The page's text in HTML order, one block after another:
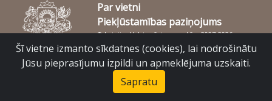
Par vietni
Piekļūstamības paziņojums
© Latvijas Valsts vēstures arhīvs 2007-2026
Slokas iela 16, Rīga, LV – 1048
Šī vietne izmanto sīkdatnes (cookies), lai nodrošinātu
Jūsu pieprasījumu izpildi un apmeklējuma uzskaiti.
Sapratu